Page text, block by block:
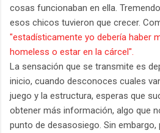
cosas funcionaban en ella.
esos chicos tuvieron que crecer.
"estadísticamente yo debería haber
homeless o estar en la cárcel".
La sensación que se transmite es
inicio, cuando desconoces cuales
juego y la estructura, esperas que
obtener más información, algo que
punto de desasosiego. Sin embargo,